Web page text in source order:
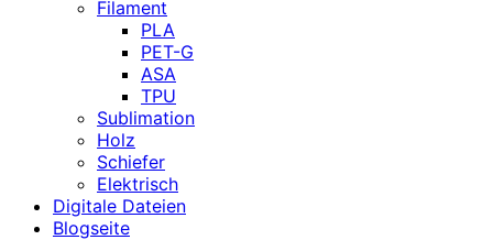
Filament
PLA
PET-G
ASA
TPU
Sublimation
Holz
Schiefer
Elektrisch
Digitale Dateien
Blogseite